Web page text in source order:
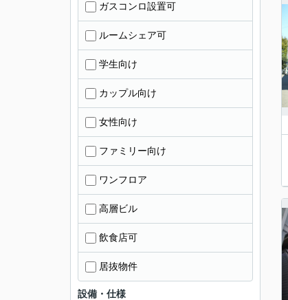
ガスコンロ設置可
ルームシェア可
学生向け
カップル向け
女性向け
ファミリー向け
ワンフロア
高層ビル
飲食店可
居抜物件
設備・仕様